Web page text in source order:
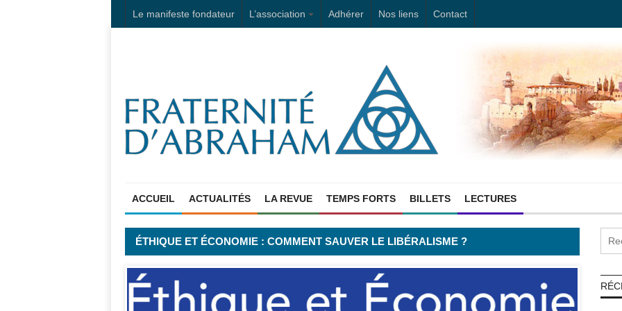
Le manifeste fondateur L’association Adhérer Nos liens Contact
ACCUEIL ACTUALITÉS LA REVUE TEMPS FORTS BILLETS LECTURES
ÉTHIQUE ET ÉCONOMIE : COMMENT SAUVER LE LIBÉRALISME ?